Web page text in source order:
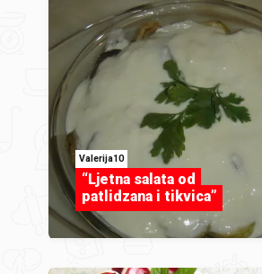
Valerija10
“Ljetna salata od
patlidzana i tikvica”